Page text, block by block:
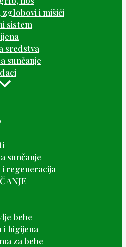
zglobovi i mišići
sistem
sredstva
sunčanje
sunčanje
regeneracija
bebe
i higijena
za bebe